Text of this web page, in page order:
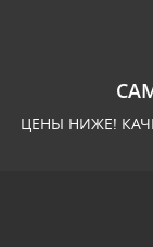
ЦЕНЫ НИЖЕ!